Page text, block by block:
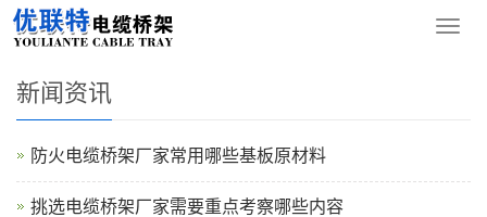
导
您的位置：网站首页>
新闻资讯
防火电缆桥架厂家常用哪些基板原材料
挑选电缆桥架厂家需要重点考察哪些内容